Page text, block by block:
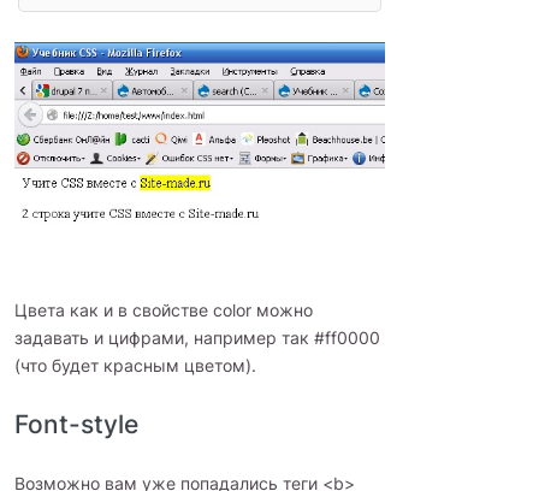
Цвета как и в свойстве color можно
задавать и цифрами, например так #ff0000
(что будет красным цветом).
Font-style
Возможно вам уже попадались теги <b>